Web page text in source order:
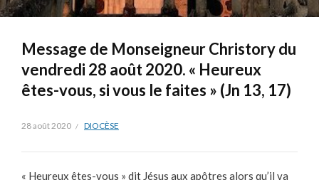
Message de Monseigneur Christory du
vendredi 28 août 2020. « Heureux
êtes-vous, si vous le faites » (Jn 13, 17)
28 août 2020 DIOCÈSE
« Heureux êtes-vous » dit Jésus aux apôtres alors qu’il va